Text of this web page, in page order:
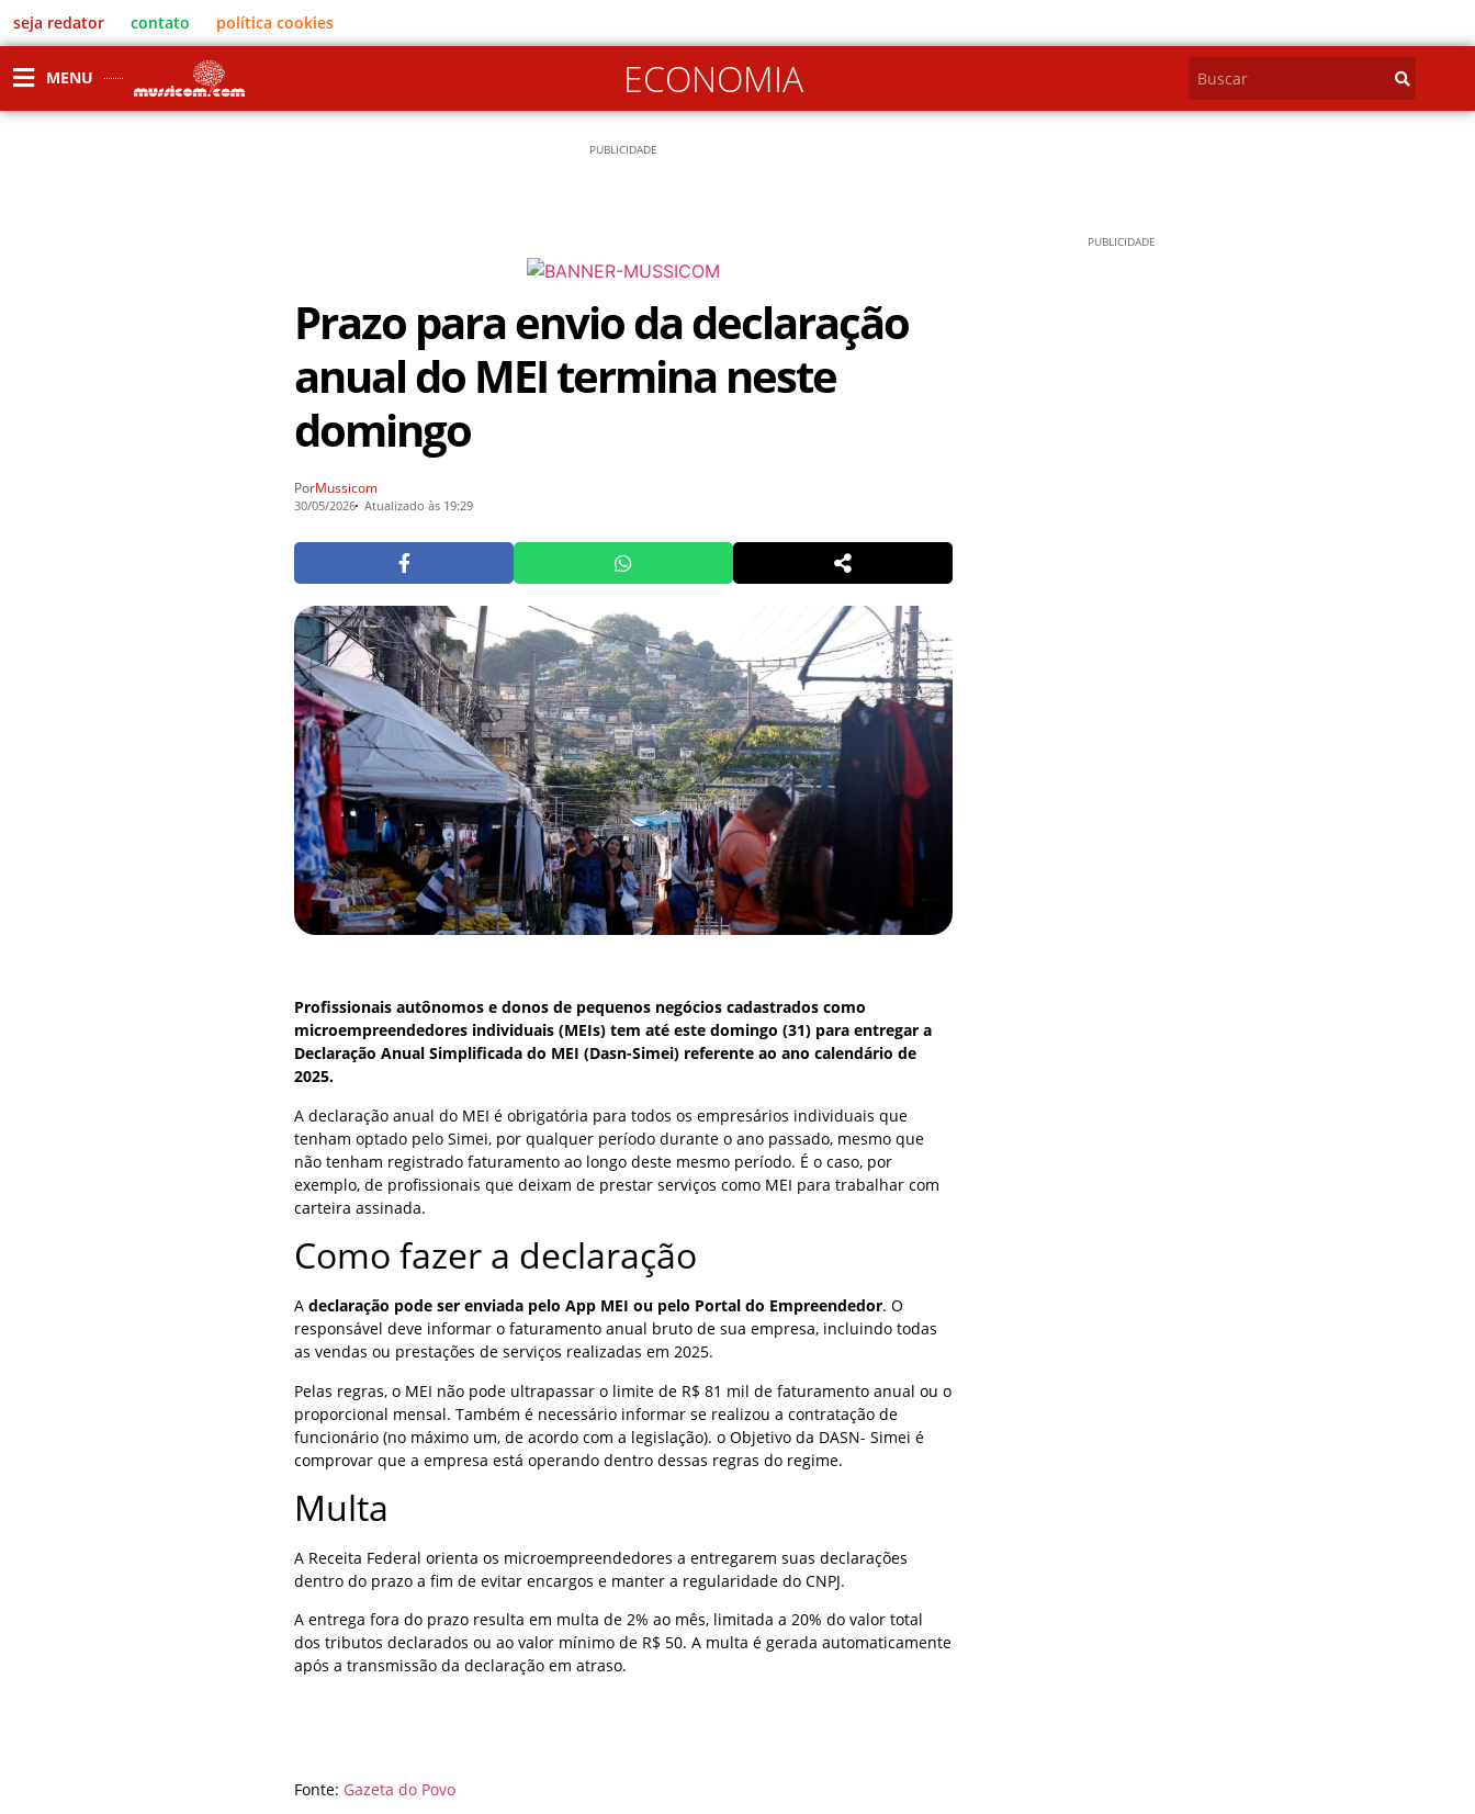
seja redator contato política cookies
MENU ECONOMIA
PUBLICIDADE
Prazo para envio da declaração
anual do MEI termina neste
domingo
PorMussicom
30/05/2026 Atualizado às 19:29
Profissionais autônomos e donos de pequenos negócios cadastrados como
microempreendedores individuais (MEIs) tem até este domingo (31) para entregar a
Declaração Anual Simplificada do MEI (Dasn-Simei) referente ao ano calendário de
2025.
A declaração anual do MEI é obrigatória para todos os empresários individuais que
tenham optado pelo Simei, por qualquer período durante o ano passado, mesmo que
não tenham registrado faturamento ao longo deste mesmo período. É o caso, por
exemplo, de profissionais que deixam de prestar serviços como MEI para trabalhar com
carteira assinada.
Como fazer a declaração
A declaração pode ser enviada pelo App MEI ou pelo Portal do Empreendedor. O
responsável deve informar o faturamento anual bruto de sua empresa, incluindo todas
as vendas ou prestações de serviços realizadas em 2025.
Pelas regras, o MEI não pode ultrapassar o limite de R$ 81 mil de faturamento anual ou o
proporcional mensal. Também é necessário informar se realizou a contratação de
funcionário (no máximo um, de acordo com a legislação). o Objetivo da DASN- Simei é
comprovar que a empresa está operando dentro dessas regras do regime.
Multa
A Receita Federal orienta os microempreendedores a entregarem suas declarações
dentro do prazo a fim de evitar encargos e manter a regularidade do CNPJ.
A entrega fora do prazo resulta em multa de 2% ao mês, limitada a 20% do valor total
dos tributos declarados ou ao valor mínimo de R$ 50. A multa é gerada automaticamente
após a transmissão da declaração em atraso.
Fonte: Gazeta do Povo
PUBLICIDADE